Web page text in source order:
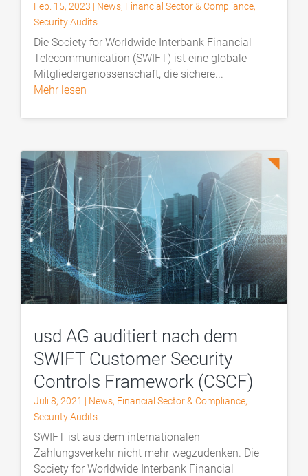
Feb. 15, 2023 | News, Financial Sector & Compliance,
Security Audits
Die Society for Worldwide Interbank Financial
Telecommunication (SWIFT) ist eine globale
Mitgliedergenossenschaft, die sichere...
mehr lesen
usd AG auditiert nach dem
SWIFT Customer Security
Controls Framework (CSCF)
Juli 8, 2021 | News, Financial Sector & Compliance,
Security Audits
SWIFT ist aus dem internationalen
Zahlungsverkehr nicht mehr wegzudenken. Die
Society for Worldwide Interbank Financial